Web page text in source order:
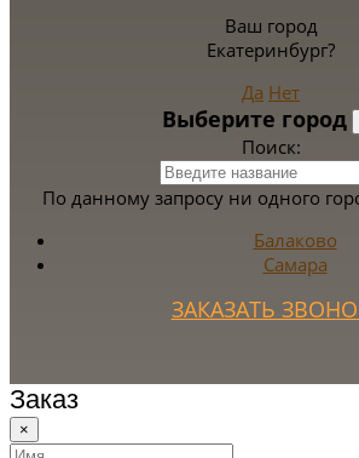
Ваш город
Екатеринбург?
Да Нет
Выберите город
Поиск:
По данному запросу ни одного
Балаково
Самара
ЗАКАЗАТЬ
Заказ
×